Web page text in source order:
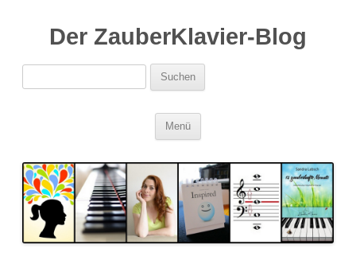
Der ZauberKlavier-Blog
Suchen
nach:
Menü